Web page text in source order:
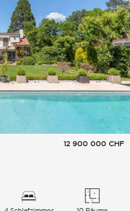
12 900 000 CHF